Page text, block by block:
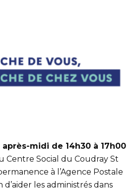
midi de 14h30 à 17h00
Centre Social du Coudray St
à l’Agence Postale
les administrés dans